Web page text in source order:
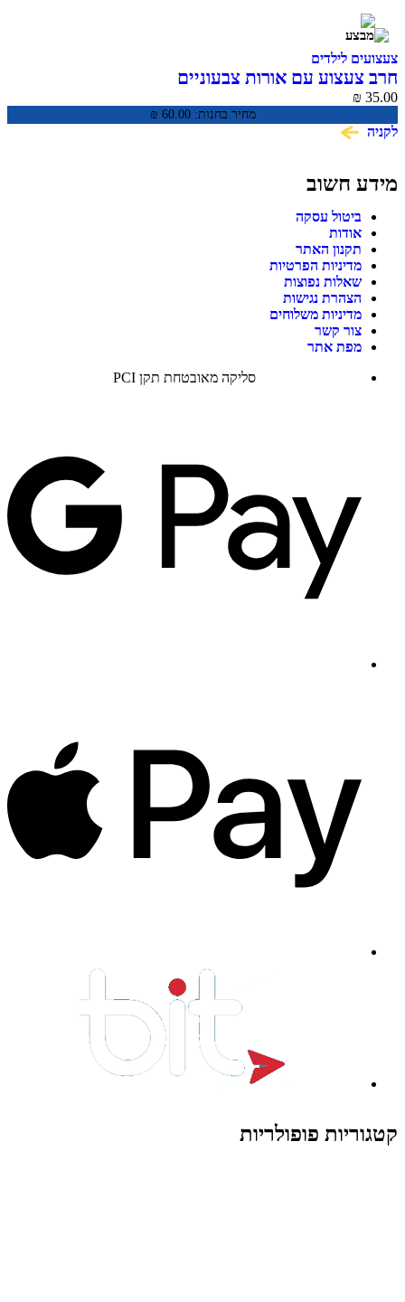
צעצועים לילדים
חרב צעצוע עם אורות צבעוניים
מחיר בחנות: ₪ 60.00
₪ 35.00
לקניה
מידע חשוב
ביטול עסקה
אודות
תקנון האתר
מדיניות הפרטיות
שאלות נפוצות
הצהרת נגישות
מדיניות משלוחים
צור קשר
מפת אתר
סליקה מאובטחת תקן PCI
קטגוריות פופולריות